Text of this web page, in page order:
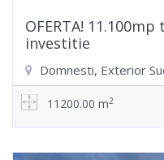
OFERTA!
investitie
Domnesti, Exterior
11200.00 m2